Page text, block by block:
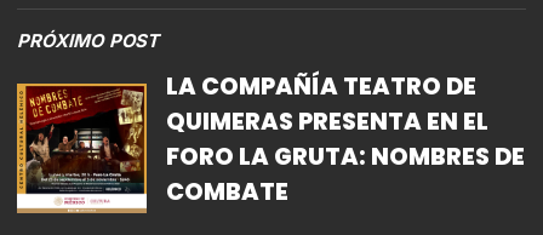
PRÓXIMO POST
LA COMPAÑÍA TEATRO DE
QUIMERAS PRESENTA EN EL
FORO LA GRUTA: NOMBRES DE
COMBATE